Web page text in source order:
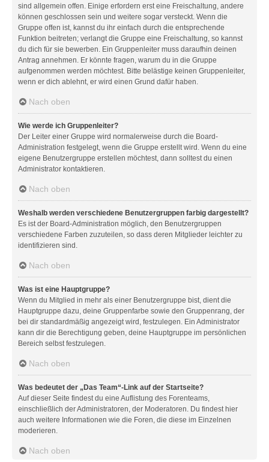
sind allgemein offen. Einige erfordern erst eine Freischaltung, andere
können geschlossen sein und weitere sogar versteckt. Wenn die
Gruppe offen ist, kannst du ihr einfach durch die entsprechende
Funktion beitreten; verlangt die Gruppe eine Freischaltung, so kannst
du dich für sie bewerben. Ein Gruppenleiter muss daraufhin deinen
Antrag annehmen. Er könnte fragen, warum du in die Gruppe
aufgenommen werden möchtest. Bitte belästige keinen Gruppenleiter,
wenn er dich ablehnt, er wird einen Grund dafür haben.
Nach oben
Wie werde ich Gruppenleiter?
Der Leiter einer Gruppe wird normalerweise durch die Board-
Administration festgelegt, wenn die Gruppe erstellt wird. Wenn du eine
eigene Benutzergruppe erstellen möchtest, dann solltest du einen
Administrator kontaktieren.
Nach oben
Weshalb werden verschiedene Benutzergruppen farbig dargestellt?
Es ist der Board-Administration möglich, den Benutzergruppen
verschiedene Farben zuzuteilen, so dass deren Mitglieder leichter zu
identifizieren sind.
Nach oben
Was ist eine Hauptgruppe?
Wenn du Mitglied in mehr als einer Benutzergruppe bist, dient die
Hauptgruppe dazu, deine Gruppenfarbe sowie den Gruppenrang, der
bei dir standardmäßig angezeigt wird, festzulegen. Ein Administrator
kann dir die Berechtigung geben, deine Hauptgruppe im persönlichen
Bereich selbst festzulegen.
Nach oben
Was bedeutet der „Das Team“-Link auf der Startseite?
Auf dieser Seite findest du eine Auflistung des Forenteams,
einschließlich der Administratoren, der Moderatoren. Du findest hier
auch weitere Informationen wie die Foren, die diese im Einzelnen
moderieren.
Nach oben